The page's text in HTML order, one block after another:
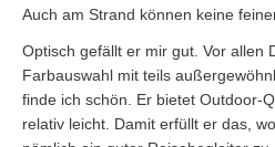
Auch am Strand können keine
Optisch gefällt er mir gut. Vor allen
Farbauswahl mit teils
finde ich schön. Er bietet Outdoor-
relativ leicht. Damit erfüllt er das,